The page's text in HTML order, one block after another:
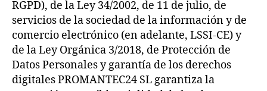
RGPD), de la Ley 34/2002, de 11 de julio, de
servicios de la sociedad de la información y de
comercio electrónico (en adelante, LSSI-CE) y
de la Ley Orgánica 3/2018, de Protección de
Datos Personales y garantía de los derechos
digitales PROMANTEC24 SL garantiza la